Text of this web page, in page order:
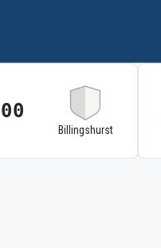
Billingshurst